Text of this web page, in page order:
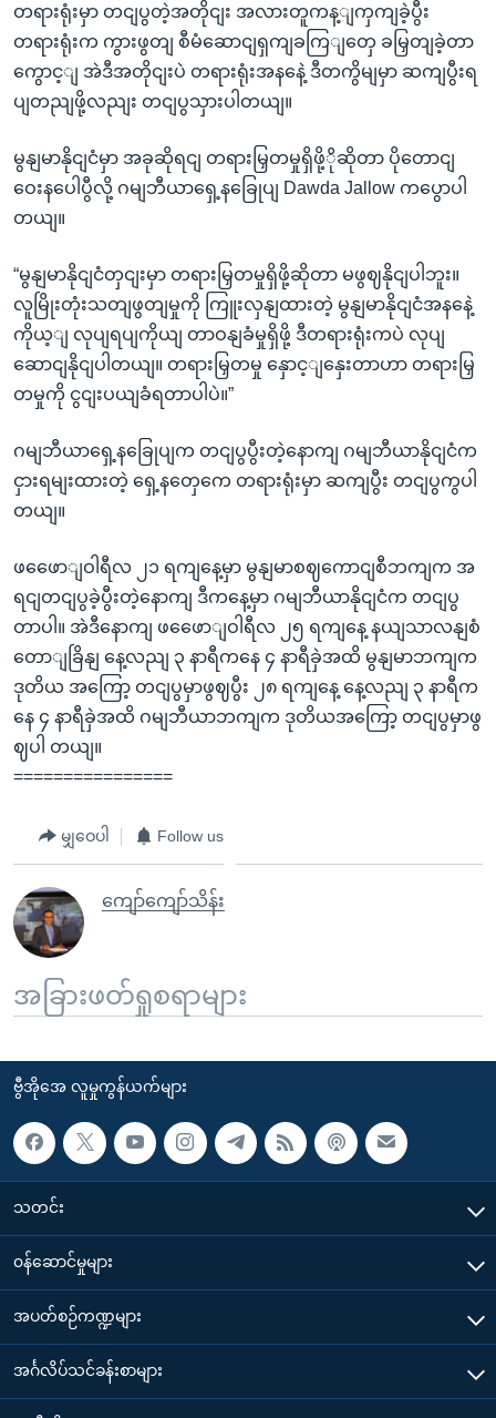
တရားရုံးမှာ တငျပွတဲ့အတိုငျး အလားတူကန့ျကှကျခဲ့ပွီး
တရားရုံးက ကွားဖွတျ စီမံဆောငျရှကျခကြျတှေ ခမြှတျခဲ့တာ
ကွောင့ျ အဲဒီအတိုငျးပဲ တရားရုံးအနနေဲ့ ဒီတကွိမျမှာ ဆကျပွီးရ
ပျတညျဖို့လညျး တငျပွသှားပါတယျ။
မွနျမာနိုငျငံမှာ အခုဆိုရငျ တရားမြှတမှုရှိဖို့ိုဆိုတာ ပိုတောငျ
ဝေးနပေါပွီလို့ ဂမျဘီယာရှေ့နခြေုပျ Dawda Jallow ကပွောပါ
တယျ။
“မွနျမာနိုငျငံတှငျးမှာ တရားမြှတမှုရှိဖို့ဆိုတာ မဖွဈနိုငျပါဘူး။
လူမြိုးတုံးသတျဖွတျမှုကို ကြူးလှနျထားတဲ့ မွနျမာနိုငျငံအနနေဲ့
ကိုယ့ျ လုပျရပျကိုယျ တာဝနျခံမှုရှိဖို့ ဒီတရားရုံးကပဲ လုပျ
ဆောငျနိုငျပါတယျ။ တရားမြှတမှု နှောင့ျနှေးတာဟာ တရားမြှ
တမှုကို ငွငျးပယျခံရတာပါပဲ။”
ဂမျဘီယာရှေ့နခြေုပျက တငျပွပွီးတဲ့နောကျ ဂမျဘီယာနိုငျငံက
ငှားရမျးထားတဲ့ ရှေ့နတှေကေ တရားရုံးမှာ ဆကျပွီး တငျပွကွပါ
တယျ။
ဖဖေောျဝါရီလ ၂၁ ရကျနေ့မှာ မွနျမာစဈကောငျစီဘကျက အ
ရငျတငျပွခဲ့ပွီးတဲ့နောကျ ဒီကနေ့မှာ ဂမျဘီယာနိုငျငံက တငျပွ
တာပါ။ အဲဒီနောကျ ဖဖေောျဝါရီလ ၂၅ ရကျနေ့ နယျသာလနျစံ
တောျခြိနျ နေ့လညျ ၃ နာရီကနေ ၄ နာရီခှဲအထိ မွနျမာဘကျက
ဒုတိယ အကြော့ တငျပွမှာဖွဈပွီး ၂၈ ရကျနေ့ နေ့လညျ ၃ နာရီက
နေ ၄ နာရီခှဲအထိ ဂမျဘီယာဘကျက ဒုတိယအကြော့ တငျပွမှာဖွ
ဈပါ တယျ။
================
မျှဝေပါ Follow us
ကျော်ကျော်သိန်း
အခြားဖတ်ရှုစရာများ
ဗွီအိုအေ လူမှုကွန်ယက်များ
သတင်း
၀န်ဆောင်မှုများ
အပတ်စဉ်ကဏ္ဍများ
အင်္ဂလိပ်သင်ခန်းစာများ